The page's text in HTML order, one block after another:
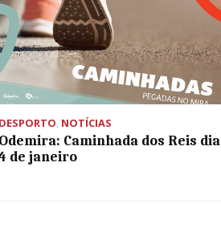
DESPORTO, NOTÍCIAS
Odemira: Caminhada dos Reis dia
de janeiro